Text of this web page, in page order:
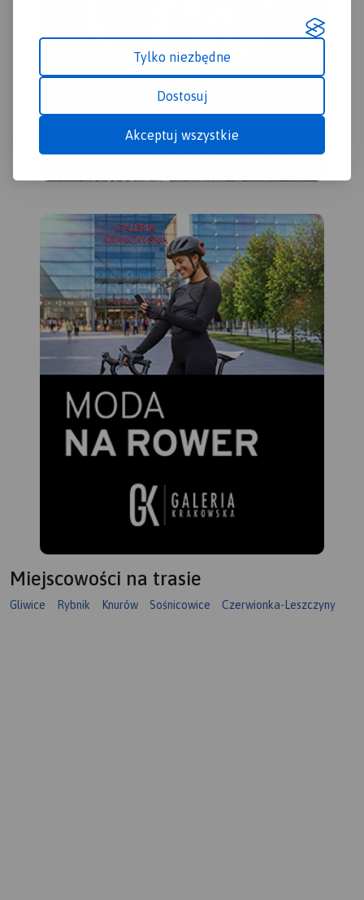
Tylko niezbędne
Dostosuj
Akceptuj wszystkie
Miejscowości na trasie
Gliwice Rybnik Knurów Sośnicowice Czerwionka-Leszczyny